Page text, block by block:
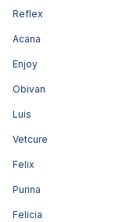
Reflex
Acana
Enjoy
Obivan
Luis
Vetcure
Felix
Purina
Felicia